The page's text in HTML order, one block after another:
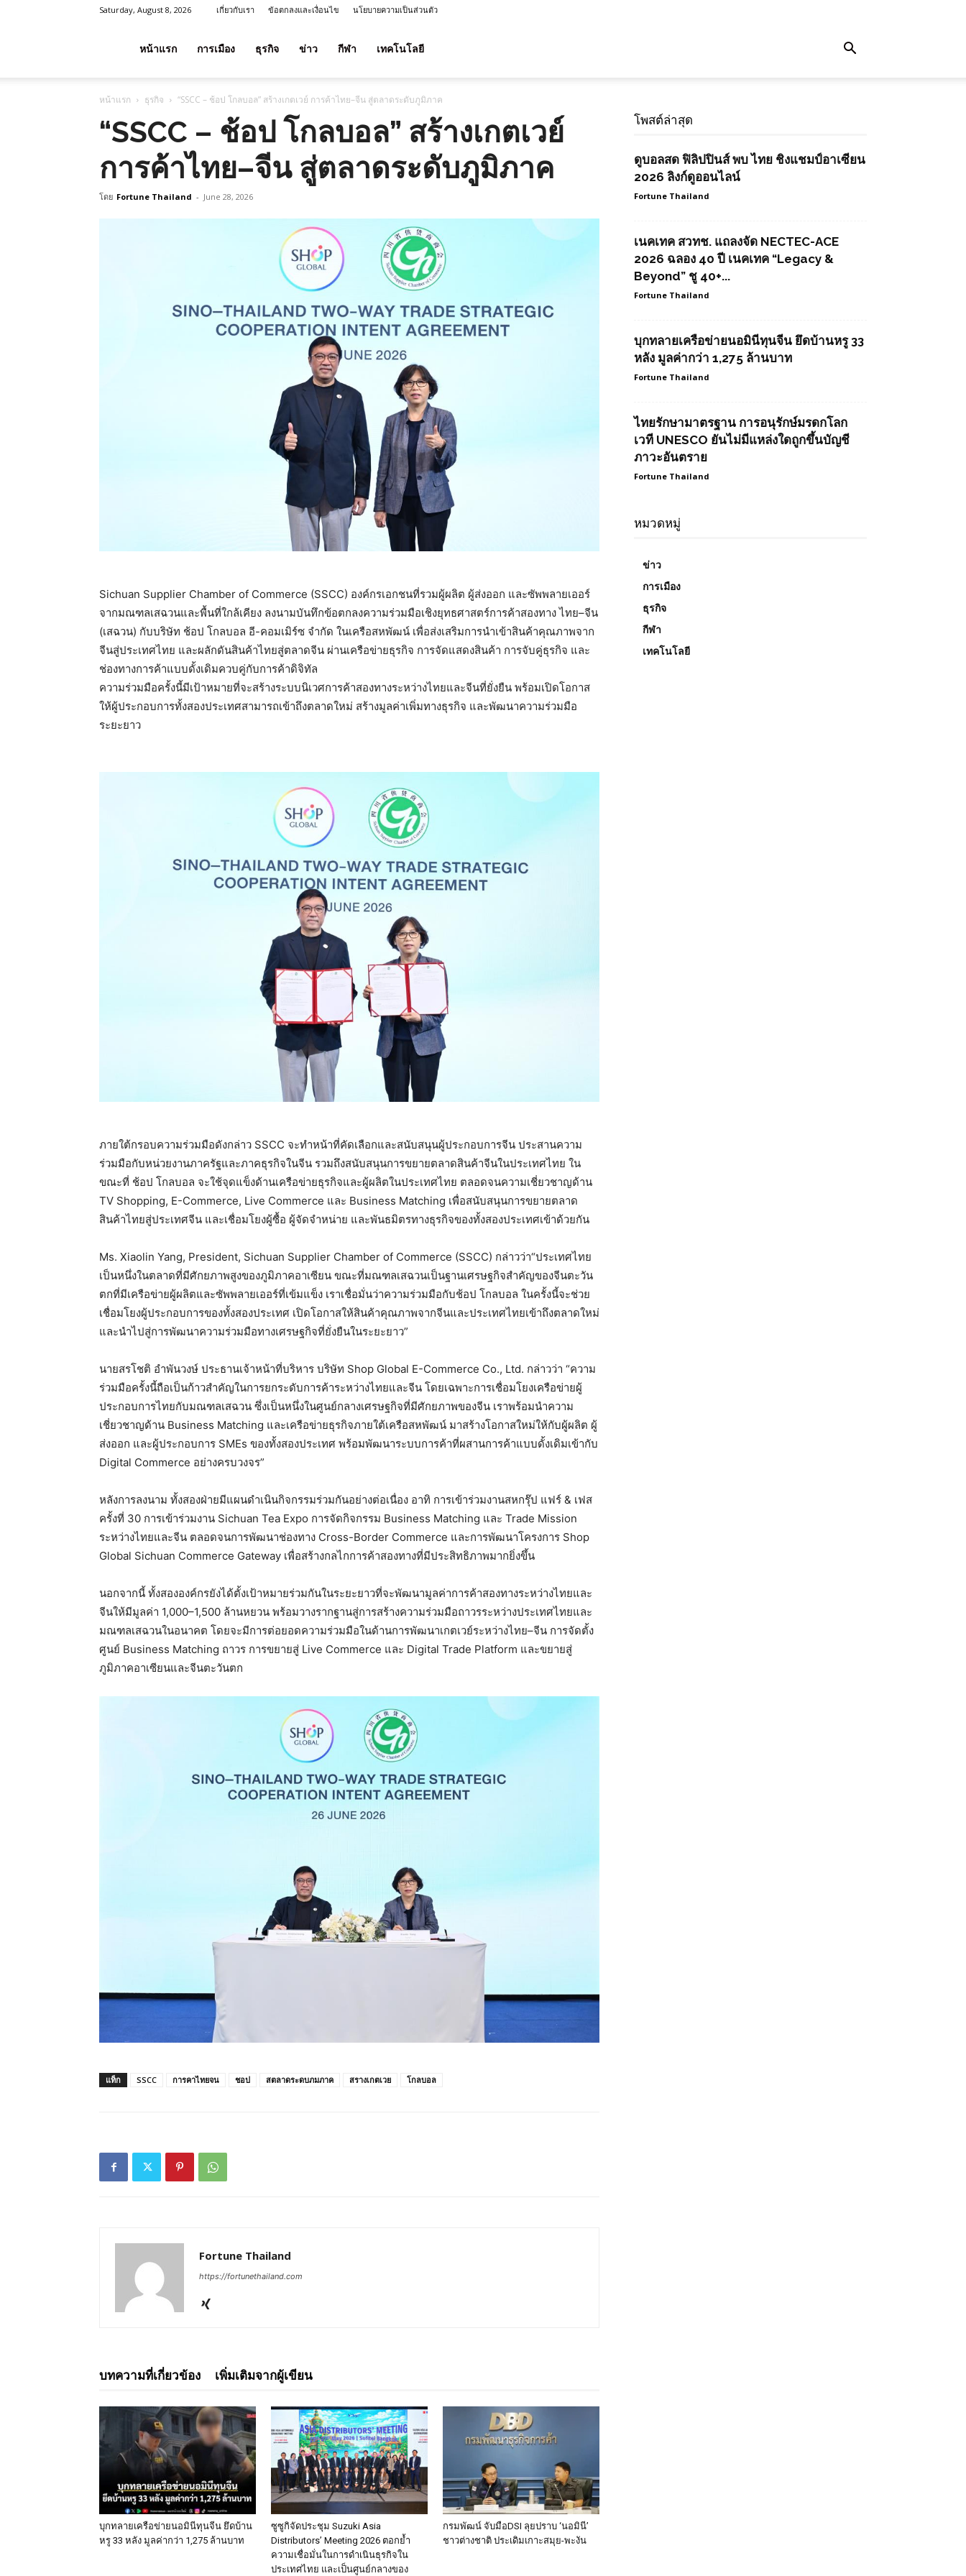
Saturday, August 8, 2026 เกี่ยวกับเรา ข้อตกลงและเงื่อนไข นโยบายความเป็นส่วนตัว
ลาภ
ประเทศไทย
หน้าแรก การเมือง ธุรกิจ ข่าว กีฬา เทคโนโลยี
หน้าแรก ธุรกิจ “SSCC – ช้อป โกลบอล” สร้างเกตเวย์ การค้าไทย–จีน สู่ตลาดระดับภูมิภาค
“SSCC – ช้อป โกลบอล” สร้างเกตเวย์
การค้าไทย–จีน สู่ตลาดระดับภูมิภาค
โดย Fortune Thailand - June 28, 2026
Sichuan Supplier Chamber of Commerce (SSCC) องค์กรเอกชนที่รวมผู้ผลิต ผู้ส่งออก และซัพพลายเออร์
จากมณฑลเสฉวนและพื้นที่ใกล้เคียง ลงนามบันทึกข้อตกลงความร่วมมือเชิงยุทธศาสตร์การค้าสองทาง ไทย–จีน
(เสฉวน) กับบริษัท ช้อป โกลบอล อี-คอมเมิร์ซ จำกัด ในเครือสหพัฒน์ เพื่อส่งเสริมการนำเข้าสินค้าคุณภาพจาก
จีนสู่ประเทศไทย และผลักดันสินค้าไทยสู่ตลาดจีน ผ่านเครือข่ายธุรกิจ การจัดแสดงสินค้า การจับคู่ธุรกิจ และ
ช่องทางการค้าแบบดั้งเดิมควบคู่กับการค้าดิจิทัล
ความร่วมมือครั้งนี้มีเป้าหมายที่จะสร้างระบบนิเวศการค้าสองทางระหว่างไทยและจีนที่ยั่งยืน พร้อมเปิดโอกาส
ให้ผู้ประกอบการทั้งสองประเทศสามารถเข้าถึงตลาดใหม่ สร้างมูลค่าเพิ่มทางธุรกิจ และพัฒนาความร่วมมือ
ระยะยาว
ภายใต้กรอบความร่วมมือดังกล่าว SSCC จะทำหน้าที่คัดเลือกและสนับสนุนผู้ประกอบการจีน ประสานความ
ร่วมมือกับหน่วยงานภาครัฐและภาคธุรกิจในจีน รวมถึงสนับสนุนการขยายตลาดสินค้าจีนในประเทศไทย ใน
ขณะที่ ช้อป โกลบอล จะใช้จุดแข็งด้านเครือข่ายธุรกิจและผู้ผลิตในประเทศไทย ตลอดจนความเชี่ยวชาญด้าน
TV Shopping, E-Commerce, Live Commerce และ Business Matching เพื่อสนับสนุนการขยายตลาด
สินค้าไทยสู่ประเทศจีน และเชื่อมโยงผู้ซื้อ ผู้จัดจำหน่าย และพันธมิตรทางธุรกิจของทั้งสองประเทศเข้าด้วยกัน
Ms. Xiaolin Yang, President, Sichuan Supplier Chamber of Commerce (SSCC) กล่าวว่า“ประเทศไทย
เป็นหนึ่งในตลาดที่มีศักยภาพสูงของภูมิภาคอาเซียน ขณะที่มณฑลเสฉวนเป็นฐานเศรษฐกิจสำคัญของจีนตะวัน
ตกที่มีเครือข่ายผู้ผลิตและซัพพลายเออร์ที่เข้มแข็ง เราเชื่อมั่นว่าความร่วมมือกับช้อป โกลบอล ในครั้งนี้จะช่วย
เชื่อมโยงผู้ประกอบการของทั้งสองประเทศ เปิดโอกาสให้สินค้าคุณภาพจากจีนและประเทศไทยเข้าถึงตลาดใหม่
และนำไปสู่การพัฒนาความร่วมมือทางเศรษฐกิจที่ยั่งยืนในระยะยาว”
นายสรโชติ อำพันวงษ์ ประธานเจ้าหน้าที่บริหาร บริษัท Shop Global E-Commerce Co., Ltd. กล่าวว่า “ความ
ร่วมมือครั้งนี้ถือเป็นก้าวสำคัญในการยกระดับการค้าระหว่างไทยและจีน โดยเฉพาะการเชื่อมโยงเครือข่ายผู้
ประกอบการไทยกับมณฑลเสฉวน ซึ่งเป็นหนึ่งในศูนย์กลางเศรษฐกิจที่มีศักยภาพของจีน เราพร้อมนำความ
เชี่ยวชาญด้าน Business Matching และเครือข่ายธุรกิจภายใต้เครือสหพัฒน์ มาสร้างโอกาสใหม่ให้กับผู้ผลิต ผู้
ส่งออก และผู้ประกอบการ SMEs ของทั้งสองประเทศ พร้อมพัฒนาระบบการค้าที่ผสานการค้าแบบดั้งเดิมเข้ากับ
Digital Commerce อย่างครบวงจร”
หลังการลงนาม ทั้งสองฝ่ายมีแผนดำเนินกิจกรรมร่วมกันอย่างต่อเนื่อง อาทิ การเข้าร่วมงานสหกรุ๊ป แฟร์ & เฟส
ครั้งที่ 30 การเข้าร่วมงาน Sichuan Tea Expo การจัดกิจกรรม Business Matching และ Trade Mission
ระหว่างไทยและจีน ตลอดจนการพัฒนาช่องทาง Cross-Border Commerce และการพัฒนาโครงการ Shop
Global Sichuan Commerce Gateway เพื่อสร้างกลไกการค้าสองทางที่มีประสิทธิภาพมากยิ่งขึ้น
นอกจากนี้ ทั้งสององค์กรยังได้ตั้งเป้าหมายร่วมกันในระยะยาวที่จะพัฒนามูลค่าการค้าสองทางระหว่างไทยและ
จีนให้มีมูลค่า 1,000–1,500 ล้านหยวน พร้อมวางรากฐานสู่การสร้างความร่วมมือถาวรระหว่างประเทศไทยและ
มณฑลเสฉวนในอนาคต โดยจะมีการต่อยอดความร่วมมือในด้านการพัฒนาเกตเวย์ระหว่างไทย–จีน การจัดตั้ง
ศูนย์ Business Matching ถาวร การขยายสู่ Live Commerce และ Digital Trade Platform และขยายสู่
ภูมิภาคอาเซียนและจีนตะวันตก
แท็ก SSCC การคาไทยจน ชอป สตลาดระดบภมภาค สรางเกตเวย โกลบอล
Fortune Thailand
https://fortunethailand.com
บทความที่เกี่ยวข้อง เพิ่มเติมจากผู้เขียน
บุกทลายเครือข่ายนอมินีทุนจีน ยึดบ้าน
หรู 33 หลัง มูลค่ากว่า 1,275 ล้านบาท
ซูซูกิจัดประชุม Suzuki Asia
Distributors’ Meeting 2026 ตอกย้ำ
ความเชื่อมั่นในการดำเนินธุรกิจใน
ประเทศไทย และเป็นศูนย์กลางของ
กรมพัฒน์ จับมือDSI ลุยปราบ ‘นอมินี’
ชาวต่างชาติ ประเดิมเกาะสมุย-พะงัน
โพสต์ล่าสุด
ดูบอลสด ฟิลิปปินส์ พบ ไทย ชิงแชมป์อาเซียน
2026 ลิงก์ดูออนไลน์
Fortune Thailand
เนคเทค สวทช. แถลงจัด NECTEC-ACE
2026 ฉลอง 40 ปี เนคเทค “Legacy &
Beyond” ชู 40+...
Fortune Thailand
บุกทลายเครือข่ายนอมินีทุนจีน ยึดบ้านหรู 33
หลัง มูลค่ากว่า 1,275 ล้านบาท
Fortune Thailand
ไทยรักษามาตรฐาน การอนุรักษ์มรดกโลก
เวที UNESCO ยันไม่มีแหล่งใดถูกขึ้นบัญชี
ภาวะอันตราย
Fortune Thailand
หมวดหมู่
ข่าว
การเมือง
ธุรกิจ
กีฬา
เทคโนโลยี